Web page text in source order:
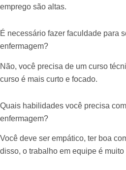
emprego são altas.
É necessário fazer faculdade para
enfermagem?
Não, você precisa de um curso
curso é mais curto e focado.
Quais habilidades você precisa
enfermagem?
Você deve ser empático, ter boa
disso, o trabalho em equipe é muito